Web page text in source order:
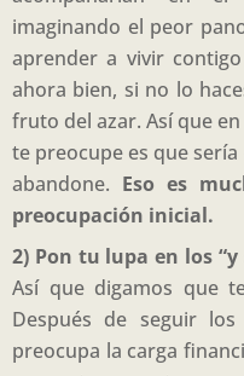
imaginando el peor
aprender a vivir
ahora bien, si no lo
fruto del azar. Así que
te preocupe es que
abandone. Eso es
preocupación inicial.
2) Pon tu lupa en los
Así que digamos que
Después de seguir
preocupa la carga